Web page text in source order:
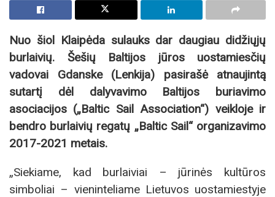
Nuo šiol Klaipėda sulauks dar daugiau didžiųjų
burlaivių. Šešių Baltijos jūros uostamiesčių
vadovai Gdanske (Lenkija) pasirašė atnaujintą
sutartį dėl
dalyvavimo Baltijos buriavimo
asociacijos („Baltic Sail Association“) veikloje ir
bendro burlaivių regatų „Baltic Sail“ organizavimo
2017-2021 metais.
„Siekiame, kad burlaiviai – jūrinės kultūros
simboliai – vieninteliame Lietuvos uostamiestyje